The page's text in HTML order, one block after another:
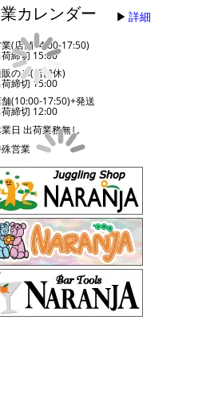
カレンダー 詳細
(店舗14:00-17:50)
締切 15:00
のみ(店舗休)
締切 15:00
舗(10:00-17:50)+発送
締切 12:00
日 出荷業務無し
営業